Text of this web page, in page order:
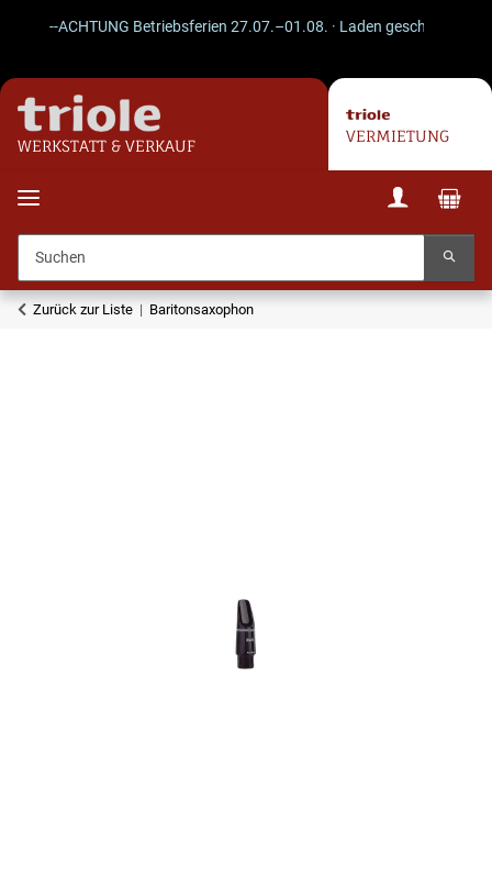
--ACHTUNG Betriebsferien 27.07.–01.08. · Laden geschlossen ·
WERKSTATT & VERKAUF
VERMIETUNG
Zurück zur Liste Baritonsaxophon